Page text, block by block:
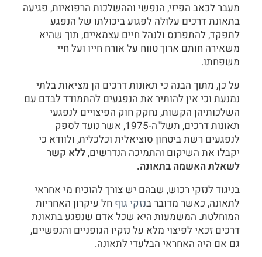
מעבר לכאב הפיזי, הנפשי וההשלכות הרפואיות, פגיעה
בתאונת דרכים עלולה לפגוע ביכולתו של הנפגע
לתפקד, להתפרנס ולנהל חיים עצמאיים, תוך שהיא
משאירה חותם ארוך טווח על אורח חייו ועל חיי
משפחתו.
על כן, מתוך הבנה כי תאונות דרכים הן מציאות בלתי
נמנעת וכי אין להותיר את הנפגעים להתמודד לבדם עם
השלכותיהן הקשות, נחקק חוק הפיצויים לנפגעי
תאונות דרכים, תשל"ה-1975, אשר נועד לספק
לנפגעים רשת ביטחון סוציאלית וכלכלית, ולוודא כי
יקבלו את השיקום והתמיכה הנדרשים,ללא קשר
לשאלת האשמה בתאונה.
בניגוד לנזקי רכוש, שבהם יש צורך להוכיח מי אחראי
לתאונה, כאשר מדובר בנזקי גוף חל עיקרון האחריות
המוחלטת. המשמעות היא שכל אדם שנפגע בתאונת
דרכים זכאי לפיצוי מלא על נזקיו הגופניים והנפשיים,
גם אם היה האחראי הבלעדי לתאונה.